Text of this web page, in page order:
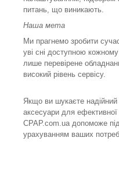
питань, що виникають.
Наша мета
Ми прагнемо зробити
уві сні доступною
лише перевірене
високий рівень сервісу.
Якщо ви шукаєте надійний
аксесуари для ефективної
CPAP.com.ua допоможе
урахуванням ваших